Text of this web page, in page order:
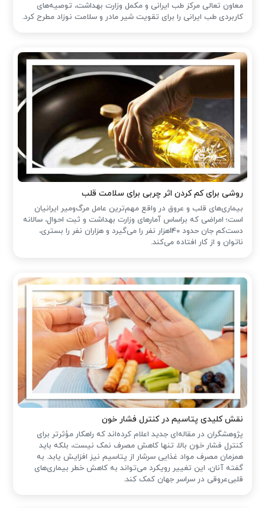
معاون تعالی مرکز طب ایرانی و مکمل وزارت بهداشت، توصیه‌های
کاربردی طب ایرانی را برای تقویت شیر مادر و سلامت نوزاد مطرح کرد.
روشی برای کم کردن اثر چربی برای سلامت قلب
بیماری‌های قلب و عروق در واقع مهم‌ترین عامل مرگ‌ومیر ایرانیان
است؛ امراضی که براساس آمارهای وزارت بهداشت و ثبت احوال، سالانه
دست‌کم جان حدود 140هزار نفر را می‌گیرد و هزاران نفر را بستری،
ناتوان و از کار افتاده می‌کند.
نقش کلیدی پتاسیم در کنترل فشار خون
پژوهشگران در مقاله‌ای جدید اعلام کرده‌اند که راهکار مؤثرتر برای
کنترل فشار خون بالا، تنها کاهش مصرف نمک نیست، بلکه باید
همزمان مصرف مواد غذایی سرشار از پتاسیم نیز افزایش یابد. به
گفته آنان، این تغییر رویکرد می‌تواند به کاهش خطر بیماری‌های
قلبی‌عروقی در سراسر جهان کمک کند.